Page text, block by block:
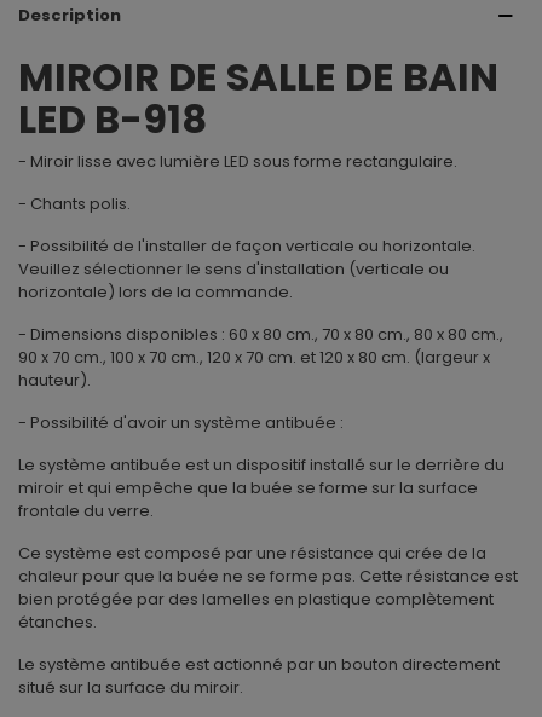
Description
MIROIR DE SALLE DE BAIN
LED B-918
- Miroir lisse avec lumière LED sous forme rectangulaire.
- Chants polis.
- Possibilité de l'installer de façon verticale ou horizontale.
Veuillez sélectionner le sens d'installation (verticale ou
horizontale) lors de la commande.
- Dimensions disponibles : 60 x 80 cm., 70 x 80 cm., 80 x 80 cm.,
90 x 70 cm., 100 x 70 cm., 120 x 70 cm. et 120 x 80 cm. (largeur x
hauteur).
- Possibilité d'avoir un système antibuée :
Le système antibuée est un dispositif installé sur le derrière du
miroir et qui empêche que la buée se forme sur la surface
frontale du verre.
Ce système est composé par une résistance qui crée de la
chaleur pour que la buée ne se forme pas. Cette résistance est
bien protégée par des lamelles en plastique complètement
étanches.
Le système antibuée est actionné par un bouton directement
situé sur la surface du miroir.